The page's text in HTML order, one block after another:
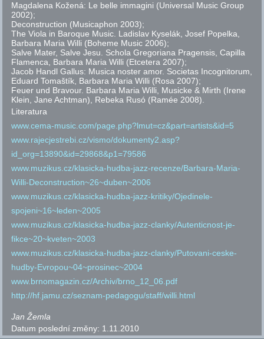
Magdalena Kožená: Le belle immagini (Universal Music Group
2002);
Deconstruction (Musicaphon 2003);
The Viola in Baroque Music. Ladislav Kyselák, Josef Popelka,
Barbara Maria Willi (Boheme Music 2006);
Salve Mater, Salve Jesu. Schola Gregoriana Pragensis, Capilla
Flamenca, Barbara Maria Willi (Etcetera 2007);
Jacob Handl Gallus: Musica noster amor. Societas Incognitorum,
Eduard Tomaštík, Barbara Maria Willi (Rosa 2007);
Feuer und Bravour. Barbara Maria Willi, Musicke & Mirth (Irene
Klein, Jane Achtman), Rebeka Rusó (Ramée 2008).
Literatura
www.cema-music.com/page.php?lmut=cz&part=artists&id=5
www.rajecjestrebi.cz/vismo/dokumenty2.asp?
id_org=13890&id=29868&p1=79586
www.muzikus.cz/klasicka-hudba-jazz-recenze/Barbara-Maria-
Willi-Deconstruction~26~duben~2006
www.muzikus.cz/klasicka-hudba-jazz-kritiky/Ojedinele-
spojeni~16~leden~2005
www.muzikus.cz/klasicka-hudba-jazz-clanky/Autenticnost-je-
fikce~20~kveten~2003
www.muzikus.cz/klasicka-hudba-jazz-clanky/Putovani-ceske-
hudby-Evropou~04~prosinec~2004
www.brnomagazin.cz/Archiv/brno_12_06.pdf
http://hf.jamu.cz/seznam-pedagogu/staff/willi.html
Jan Žemla
Datum poslední změny: 1.11.2010